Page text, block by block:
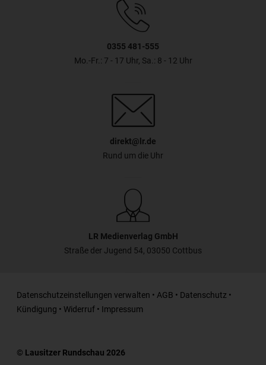
0355 481-555
Mo.-Fr.: 7 - 17 Uhr, Sa.: 8 - 12 Uhr
direkt@lr.de
Rund um die Uhr
LR Medienverlag GmbH
Straße der Jugend 54, 03050 Cottbus
© Lausitzer Rundschau 2026
Datenschutzeinstellungen verwalten • AGB • Datenschutz •
Kündigung • Widerruf • Impressum